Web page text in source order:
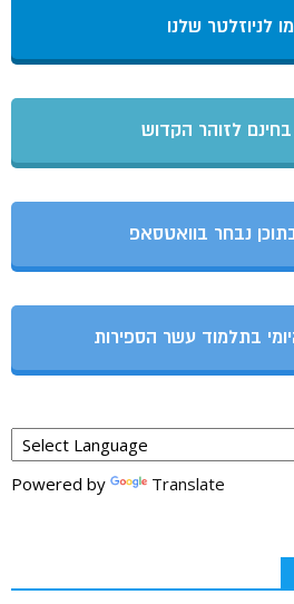
לניוזלטר שלנו
בחינם לזוהר הקדוש
נבחר בוואטסאפ
בתלמוד עשר הספירות
Powered by Translate